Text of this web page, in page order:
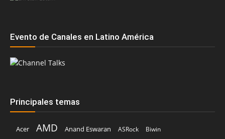
Evento de Canales en Latino América
Principales temas
Acer AMD Anand Eswaran ASRock
Biwin